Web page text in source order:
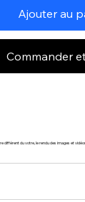
Ajouter au
Commander
différent du votre, le rendu des images et